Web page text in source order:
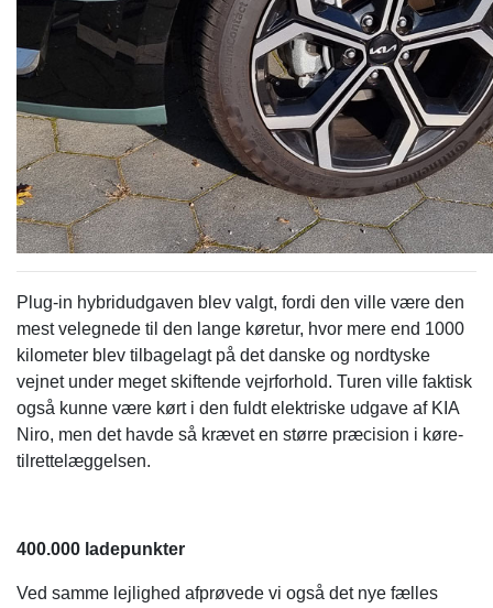
Plug-in hybridudgaven blev valgt, fordi den ville være den
mest velegnede til den lange køretur, hvor mere end 1000
kilometer blev tilbagelagt på det danske og nordtyske
vejnet under meget skiftende vejrforhold. Turen ville faktisk
også kunne være kørt i den fuldt elektriske udgave af KIA
Niro, men det havde så krævet en større præcision i køre-
tilrettelæggelsen.
400.000 ladepunkter
Ved samme lejlighed afprøvede vi også det nye fælles